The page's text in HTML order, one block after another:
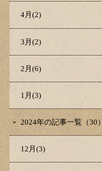
4月(2)
3月(2)
2月(6)
1月(3)
2024年の記事一覧（30）
12月(3)